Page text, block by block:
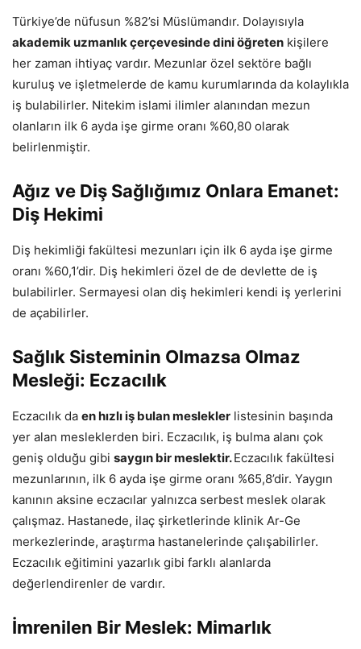
Türkiye’de nüfusun %82’si Müslümandır. Dolayısıyla
akademik uzmanlık çerçevesinde dini öğreten kişilere
her zaman ihtiyaç vardır. Mezunlar özel sektöre bağlı
kuruluş ve işletmelerde de kamu kurumlarında da kolaylıkla
iş bulabilirler. Nitekim islami ilimler alanından mezun
olanların ilk 6 ayda işe girme oranı %60,80 olarak
belirlenmiştir.
Ağız ve Diş Sağlığımız Onlara Emanet:
Diş Hekimi
Diş hekimliği fakültesi mezunları için ilk 6 ayda işe girme
oranı %60,1’dir. Diş hekimleri özel de de devlette de iş
bulabilirler. Sermayesi olan diş hekimleri kendi iş yerlerini
de açabilirler.
Sağlık Sisteminin Olmazsa Olmaz
Mesleği: Eczacılık
Eczacılık da en hızlı iş bulan meslekler listesinin başında
yer alan mesleklerden biri. Eczacılık, iş bulma alanı çok
geniş olduğu gibi saygın bir meslektir.Eczacılık fakültesi
mezunlarının, ilk 6 ayda işe girme oranı %65,8’dir. Yaygın
kanının aksine eczacılar yalnızca serbest meslek olarak
çalışmaz. Hastanede, ilaç şirketlerinde klinik Ar-Ge
merkezlerinde, araştırma hastanelerinde çalışabilirler.
Eczacılık eğitimini yazarlık gibi farklı alanlarda
değerlendirenler de vardır.
İmrenilen Bir Meslek: Mimarlık